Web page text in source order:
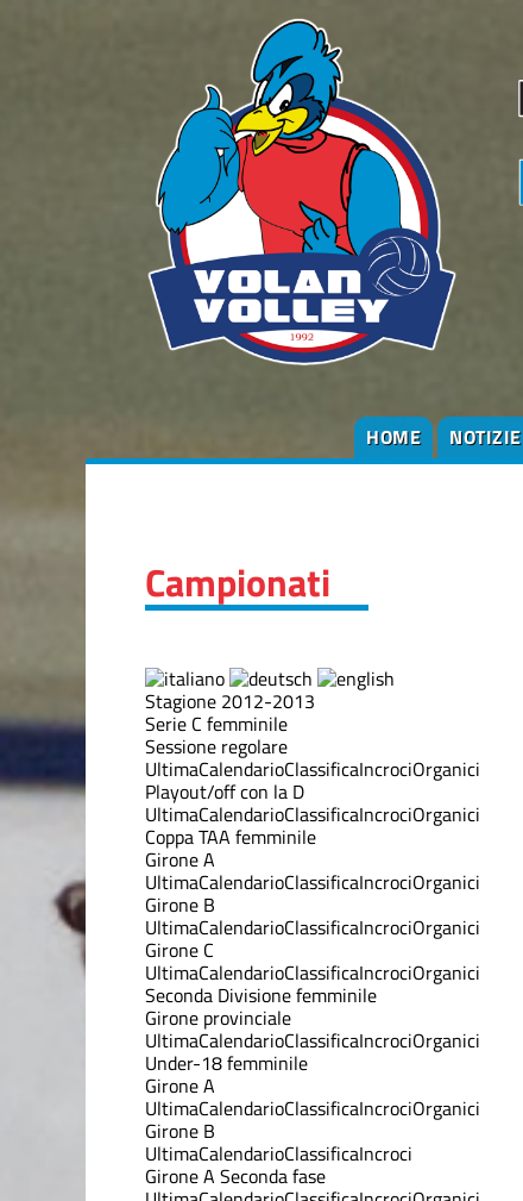
HOME NOTIZIE
Campionati
Stagione 2012-2013
Serie C femminile
Sessione regolare
UltimaCalendarioClassificaIncrociOrganici
Playout/off con la D
UltimaCalendarioClassificaIncrociOrganici
Coppa TAA femminile
Girone A
UltimaCalendarioClassificaIncrociOrganici
Girone B
UltimaCalendarioClassificaIncrociOrganici
Girone C
UltimaCalendarioClassificaIncrociOrganici
Seconda Divisione femminile
Girone provinciale
UltimaCalendarioClassificaIncrociOrganici
Under-18 femminile
Girone A
UltimaCalendarioClassificaIncrociOrganici
Girone B
UltimaCalendarioClassificaIncroci
Girone A Seconda fase